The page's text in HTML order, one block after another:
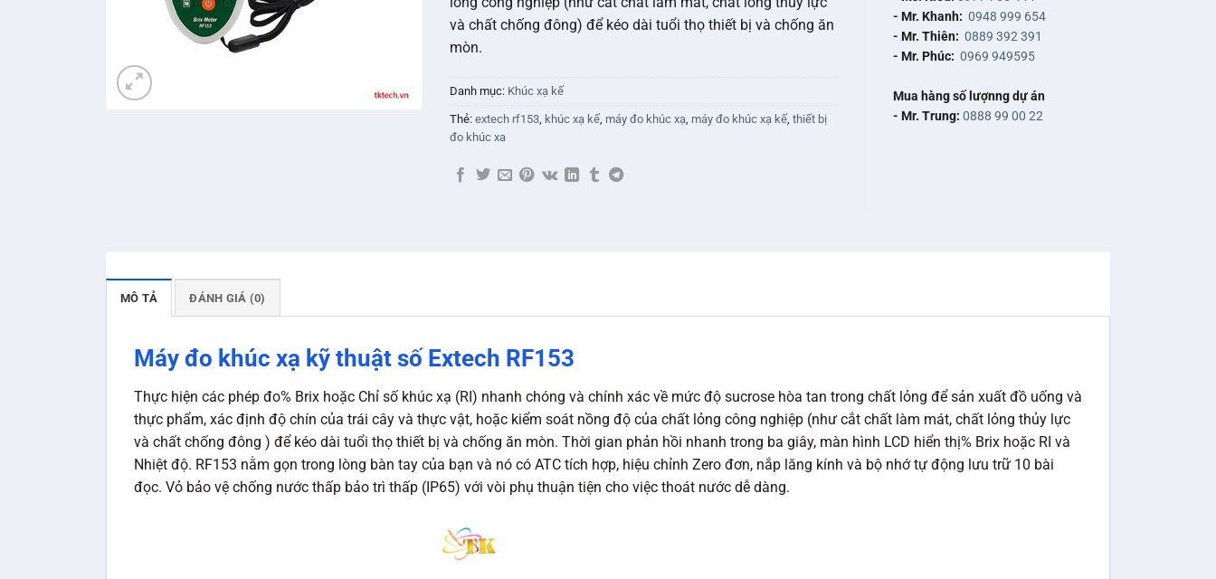
và chất chống đông) để kéo dài tuổi thọ thiết bị và chống ăn
mòn.
Danh mục: Khúc xạ kế
Thẻ: extech rf153, khúc xạ kế, máy đo khúc xạ, máy đo khúc xạ kế, thiết bị
đo khúc xa
- Mr. Khanh: 0948 999 654
- Mr. Thiên: 0889 392 391
- Mr. Phúc: 0969 949595
Mua hàng số lượnng dự án
- Mr. Trung: 0888 99 00 22
MÔ TẢ ĐÁNH GIÁ (0)
Máy đo khúc xạ kỹ thuật số Extech RF153
Thực hiện các phép đo% Brix hoặc Chỉ số khúc xạ (RI) nhanh chóng và chính xác về mức độ sucrose hòa tan trong chất lỏng để sản xuất đồ uống và
thực phẩm, xác định độ chín của trái cây và thực vật, hoặc kiểm soát nồng độ của chất lỏng công nghiệp (như cắt chất làm mát, chất lỏng thủy lực
và chất chống đông ) để kéo dài tuổi thọ thiết bị và chống ăn mòn. Thời gian phản hồi nhanh trong ba giây, màn hình LCD hiển thị% Brix hoặc RI và
Nhiệt độ. RF153 nằm gọn trong lòng bàn tay của bạn và nó có ATC tích hợp, hiệu chỉnh Zero đơn, nắp lăng kính và bộ nhớ tự động lưu trữ 10 bài
đọc. Vỏ bảo vệ chống nước thấp bảo trì thấp (IP65) với vòi phụ thuận tiện cho việc thoát nước dễ dàng.